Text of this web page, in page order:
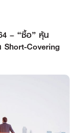
– “ซื้อ” หุ้น
Short-Covering